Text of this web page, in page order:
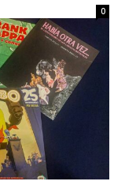
0